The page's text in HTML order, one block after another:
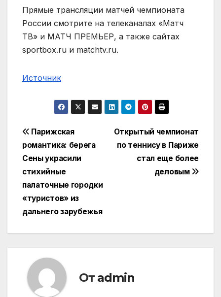
Прямые трансляции матчей чемпионата
России смотрите на телеканалах «Матч
ТВ» и МАТЧ ПРЕМЬЕР, а также сайтах
sportbox.ru и matchtv.ru.
Источник
Навигация
по
записям
Открытый чемпионат
по теннису в Париже
стал еще более
деловым
Парижская
романтика: берега
Сены украсили
стихийные
палаточные городки
«туристов» из
дальнего зарубежья
От admin